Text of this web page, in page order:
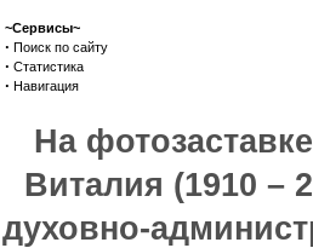
~Сервисы~
· Поиск по сайту
· Статистика
· Навигация
На
Виталия (1910 –
духовно-